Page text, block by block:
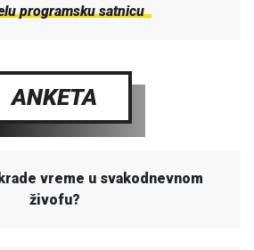
programsku satnicu
ANKETA
vreme u svakodnevnom
živofu?